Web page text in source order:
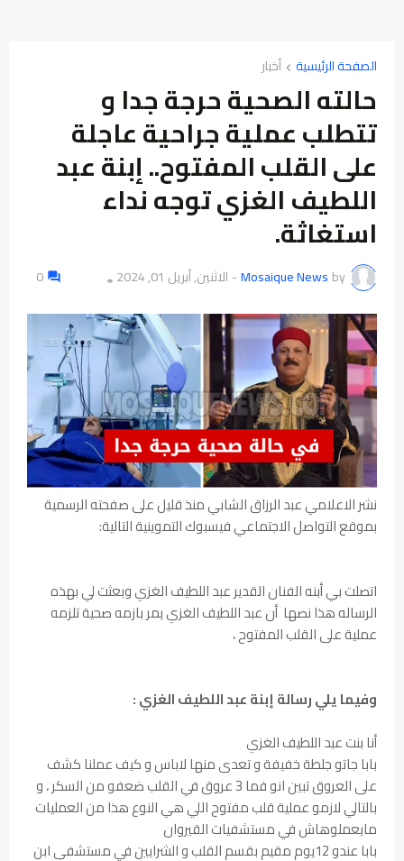
الصفحة الرئيسية أخبار
حالته الصحية حرجة جدا و
تتطلب عملية جراحية عاجلة
على القلب المفتوح.. إبنة عبد
اللطيف الغزي توجه نداء
استغاثة.
by
Mosaique News
- الاثنين, أبريل 01, 2024 👁️
0
نشر الاعلامي عبد الرزاق الشابي منذ قليل على صفحته الرسمية
بموقع التواصل الاجتماعي فيسبوك التموينية التالية:
اتصلت بي أبنه الفنان القدير عبد اللطيف الغزي وبعثت لي بهذه
الرساله هذا نصها أن عبد اللطيف الغزي يمر بازمه صحية تلزمه
عملية على القلب المفتوح ،
وفيما يلي رسالة إبنة عبد اللطيف الغزي :
أنا بنت عبد اللطيف الغزي
بابا جاتو جلطة خفيفة و تعدى منها لاباس و كيف عملنا كشف
على العروق تبين انو فما 3 عروق في القلب ضعفو من السكر ، و
بالتالي لازمو عملية قلب مفتوح اللي هي النوع هذا من العمليات
مايعملوهاش في مستشفيات القيروان
بابا عندو 12يوم مقيم بقسم القلب و الشرايين في مستشفى ابن